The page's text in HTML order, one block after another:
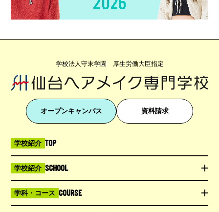
学校法人守末学園 厚生労働大臣指定
オープンキャンパス 資料請求
学校紹介 TOP
学校紹介 SCHOOL
学科・コース COURSE